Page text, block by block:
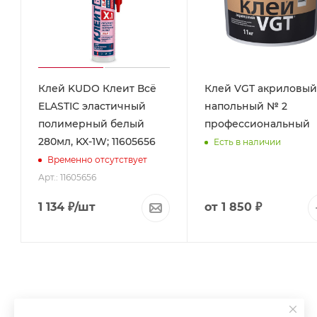
Клей KUDO Клеит Всё
ELASTIС эластичный
полимерный белый
280мл, KX-1W; 11605656
Временно отсутствует
Арт.: 11605656
1 134 ₽/шт
Клей VGT акриловый
напольный № 2
профессиональный
Есть в наличии
от 1 850 ₽